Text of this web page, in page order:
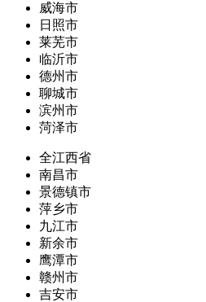
威海市
日照市
莱芜市
临沂市
德州市
聊城市
滨州市
菏泽市
全江西省
南昌市
景德镇市
萍乡市
九江市
新余市
鹰潭市
赣州市
吉安市